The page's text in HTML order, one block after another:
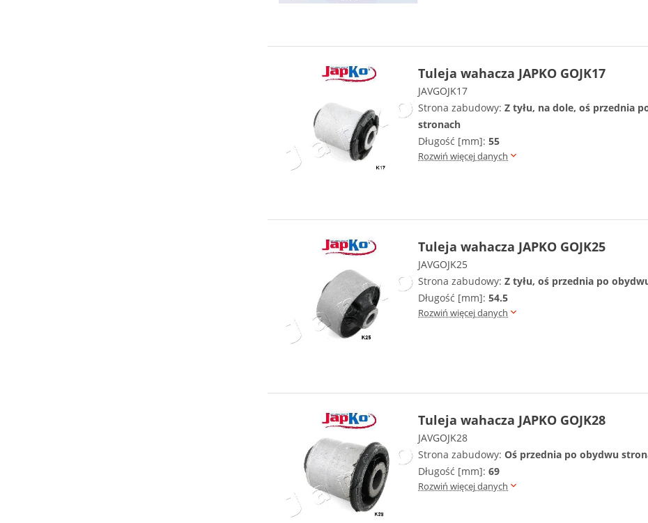
Tuleja wahacza JAPKO GOJK17
JAVGOJK17
Strona zabudowy: Z tyłu, na dole, oś przednia
stronach
Długość [mm]: 55
Rozwiń więcej danych
Tuleja wahacza JAPKO GOJK25
JAVGOJK25
Strona zabudowy: Z tyłu, oś przednia po
Długość [mm]: 54.5
Rozwiń więcej danych
Tuleja wahacza JAPKO GOJK28
JAVGOJK28
Strona zabudowy: Oś przednia po obydwu
Długość [mm]: 69
Rozwiń więcej danych